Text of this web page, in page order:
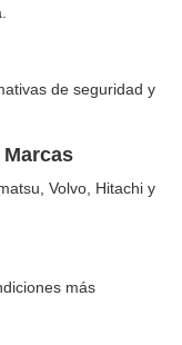
de seguridad y
Volvo, Hitachi y
más